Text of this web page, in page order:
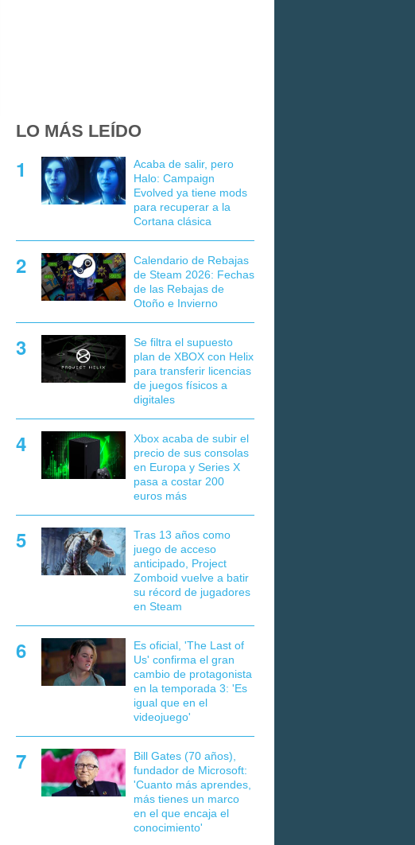
LO MÁS LEÍDO
Acaba de salir, pero
Halo: Campaign
Evolved ya tiene mods
para recuperar a la
Cortana clásica
Calendario de Rebajas
de Steam 2026: Fechas
de las Rebajas de
Otoño e Invierno
Se filtra el supuesto
plan de XBOX con Helix
para transferir licencias
de juegos físicos a
digitales
Xbox acaba de subir el
precio de sus consolas
en Europa y Series X
pasa a costar 200
euros más
Tras 13 años como
juego de acceso
anticipado, Project
Zomboid vuelve a batir
su récord de jugadores
en Steam
Es oficial, 'The Last of
Us' confirma el gran
cambio de protagonista
en la temporada 3: 'Es
igual que en el
videojuego'
Bill Gates (70 años),
fundador de Microsoft:
'Cuanto más aprendes,
más tienes un marco
en el que encaja el
conocimiento'